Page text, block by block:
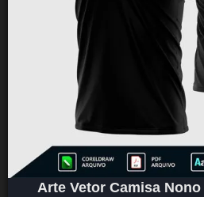
Arte Vetor Camisa